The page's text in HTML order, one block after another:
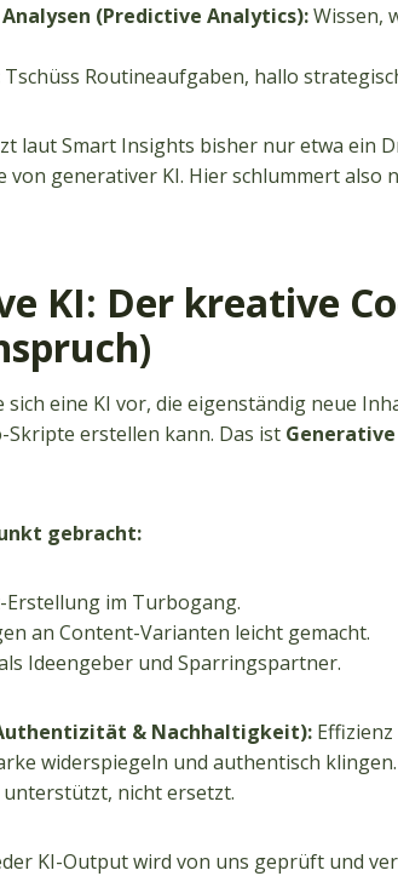
(Predictive Analytics):Wissen,
Tschüss Routineaufgaben, hallo
laut Smart Insights bisher nur etwa ein
von generativer KI. Hier schlummert also
KI: Der kreative
sich eine KI vor, die eigenständig neue
Skripte erstellen kann. Das ist Generative
gebracht:
Erstellung im Turbogang.
an Content-Varianten leicht gemacht.
Ideengeber und Sparringspartner.
& Nachhaltigkeit):
widerspiegeln und authentisch
nicht ersetzt.
KI-Output wird von uns geprüft und